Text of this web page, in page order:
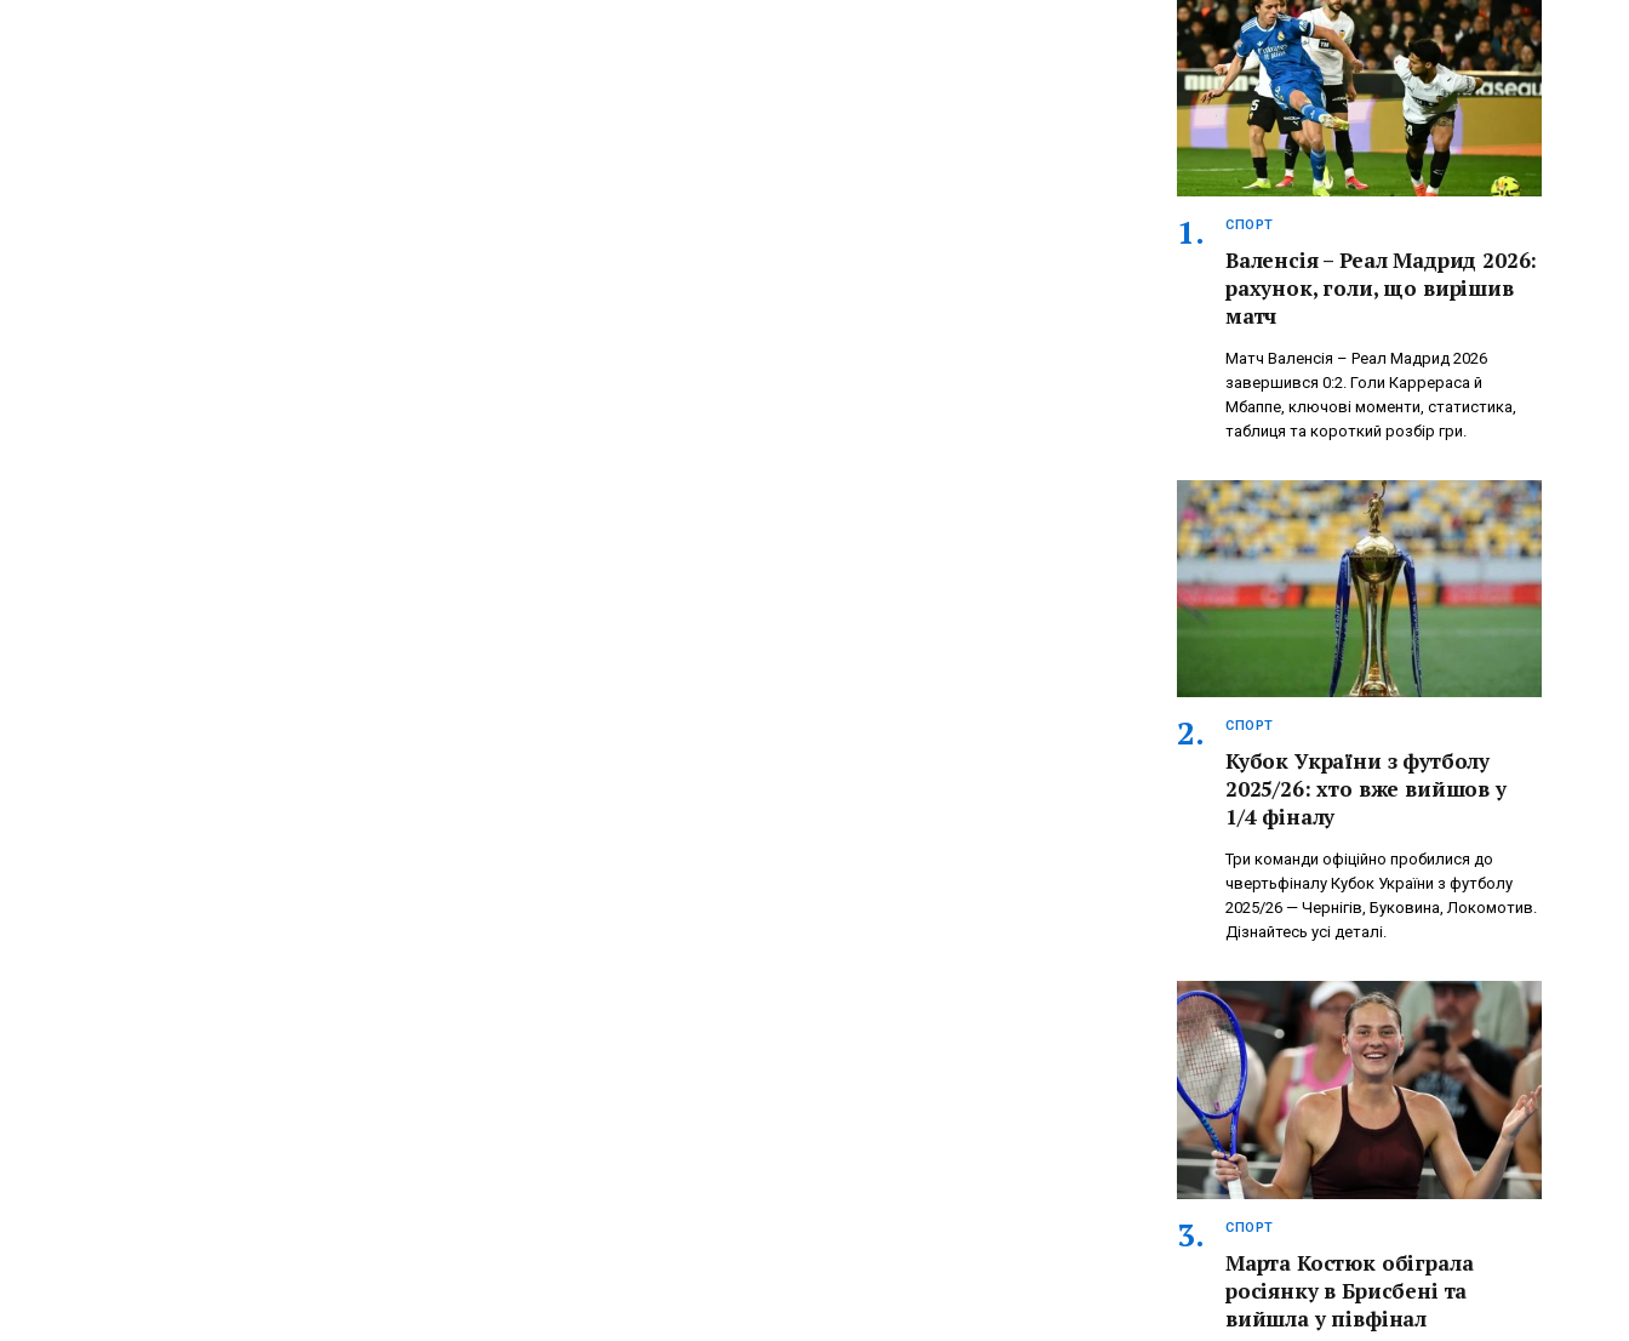
СПОРТ
Валенсія – Реал Мадрид 2026:
рахунок, голи, що вирішив
матч
Матч Валенсія – Реал Мадрид 2026
завершився 0:2. Голи Каррераса й
Мбаппе, ключові моменти, статистика,
таблиця та короткий розбір гри.
СПОРТ
Кубок України з футболу
2025/26: хто вже вийшов у
1/4 фіналу
Три команди офіційно пробилися до
чвертьфіналу Кубок України з футболу
2025/26 — Чернігів, Буковина, Локомотив.
Дізнайтесь усі деталі.
СПОРТ
Марта Костюк обіграла
росіянку в Брисбені та
вийшла у півфінал